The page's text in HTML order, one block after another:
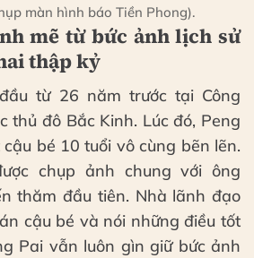
màn hình báo Tiền Phong).
mẽ từ bức ảnh lịch sử
thập kỷ
từ 26 năm trước tại Công
thủ đô Bắc Kinh. Lúc đó, Peng
bé 10 tuổi vô cùng bẽn lẽn.
chụp ảnh chung với ông
thăm đầu tiên. Nhà lãnh đạo
cậu bé và nói những điều tốt
Pai vẫn luôn gìn giữ bức ảnh